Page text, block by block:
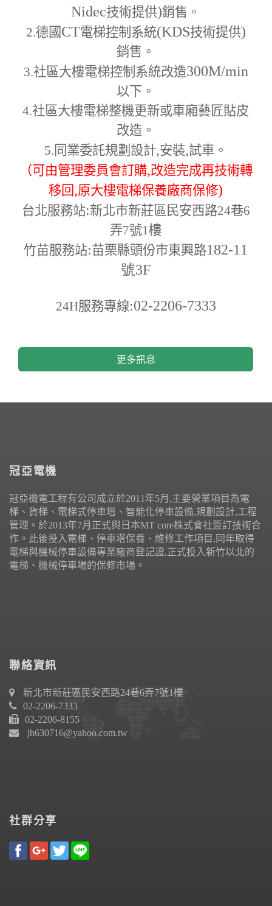
Nidec技術提供)銷售。
2.德國 CT電梯控制系統(KDS技術提供)
銷售。
3.社區大樓電梯控制系統改造300M/min
以下。
4.社區大樓電梯整機更新或車廂藝匠貼皮
改造。
5. 同業委託規劃設計,安裝,試車。
（可由管理委員會訂購,改造完成再技術轉
移回,原大樓電梯保養廠商保修)
台北服務站:新北市新莊區民安西路24巷6
弄7號1樓
竹苗服務站:苗栗縣頭份市東興路182-11
號3F
24H服務專線:02-2206-7333
更多訊息
冠亞電機
冠亞機電工程有公司成立於2011年5月,主要營業項目為電
梯、貨梯、電梯式停車塔、智能化停車設備,規劃設計,工程
管理。於2013年7月正式與日本MT core株式會社簽訂技術合
作。此後投入電梯、停車塔保養、維修工作項目,同年取得
電梯與機械停車設備專業廠商登記證,正式投入新竹以北的
電梯、機械停車場的保修市場。
聯絡資訊
新北市新莊區民安西路24巷6弄7號1樓
02-2206-7333
02-2206-8155
jh630716@yahoo.com.tw
社群分享